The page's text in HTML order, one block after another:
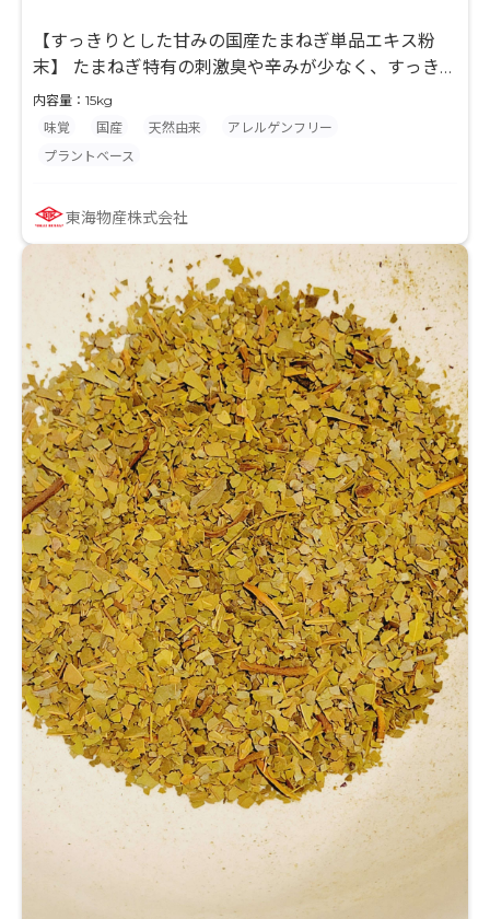
【すっきりとした甘みの国産たまねぎ単品エキス粉
末】 たまねぎ特有の刺激臭や辛みが少なく、すっきり
とした甘みと野菜の固形感が特徴の単品野菜エキス末
です。国産のたまねぎを使用しております。「たまね
ぎエキス」(冷凍品)のパウダー品になります。冷凍食
内容量：15kg
味覚
国産 天然由来
アレルゲンフリー
プラントベース
東海物産株式会社